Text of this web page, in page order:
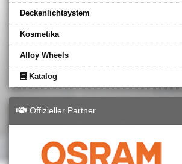
Deckenlichtsystem
Kosmetika
Alloy Wheels
Katalog
Offizieller Partner